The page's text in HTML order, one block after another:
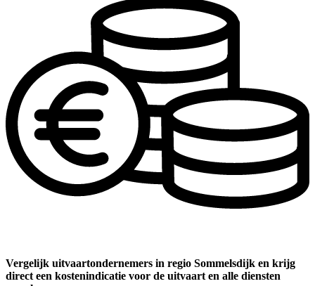
Vergelijk uitvaartondernemers in regio Sommelsdijk en krijg
direct een kostenindicatie voor de uitvaart en alle diensten